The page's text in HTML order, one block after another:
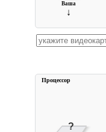
Ваша
↓
?
Процессор